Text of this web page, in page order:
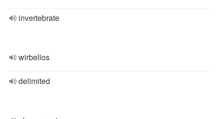
invertebrate
wirbellos
delimited